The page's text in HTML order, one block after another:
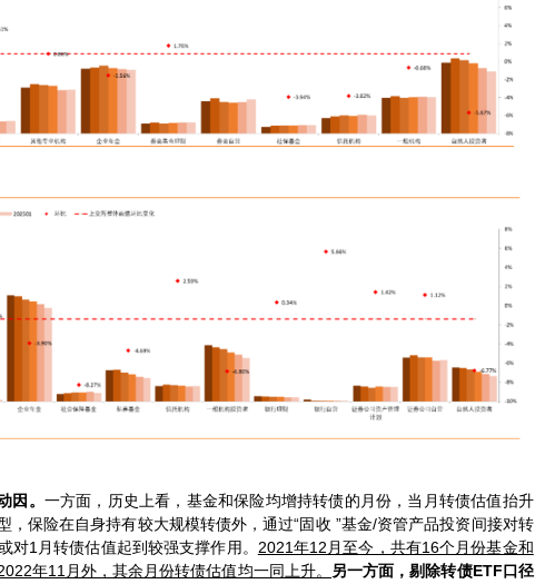
因。 一方面，历史上看，基金和保险均增持转债的月份，当月转债估值抬升
保险在自身持有较大规模转债外，通过“固收 ”基金/资管产品投资间接对转
1月转债估值起到较强支撑作用。 2021年12月至今，共有16个月份基金和
年11月外，其余月份转债估值均一同上升。
另一方面，剔除转债ETF口径